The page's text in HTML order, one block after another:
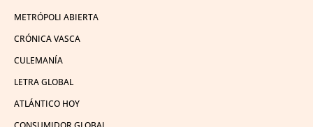
METRÓPOLI ABIERTA
CRÓNICA VASCA
CULEMANÍA
LETRA GLOBAL
ATLÁNTICO HOY